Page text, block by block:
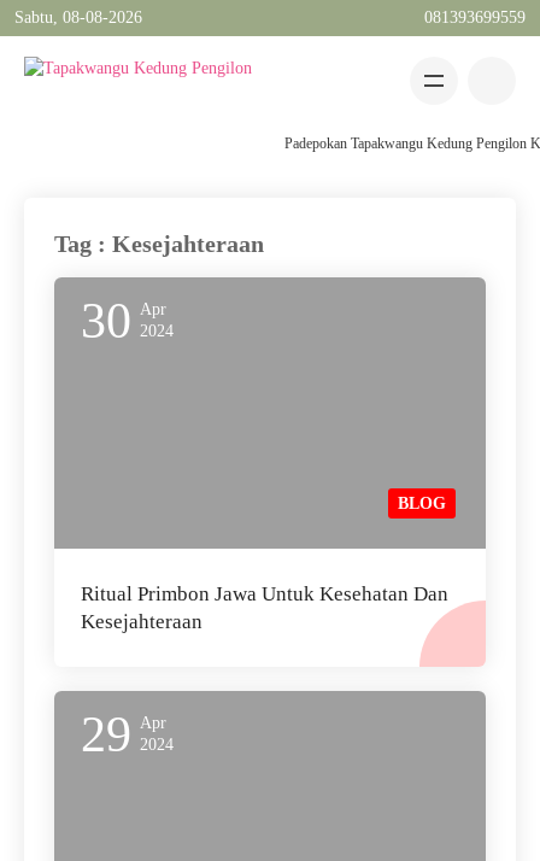
Sabtu, 08-08-2026 081393699559
Padepokan Tapakwangu Kedung Pengilon
Tag : Kesejahteraan
30 Apr
2024
BLOG
Ritual Primbon Jawa Untuk Kesehatan Dan
Kesejahteraan
29 Apr
2024